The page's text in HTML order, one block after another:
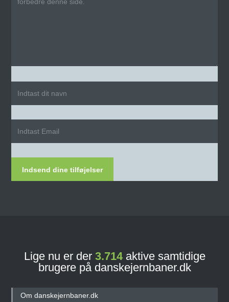
Indsend dine tilføjelser
Lige nu er der 3.714aktive samtidige
brugere på danskejernbaner.dk
Om danskejernbaner.dk